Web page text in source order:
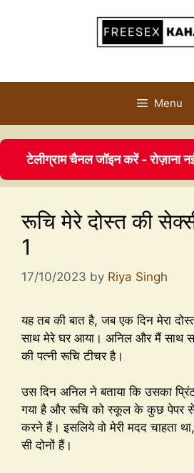
Menu
टेलीग्राम चैनल जॉइन करें - रोज़ाना
रूचि मेरे दोस्त की
1
17/10/2023 by Riya Singh
यह तब की बात है, जब एक दिन मेरा
साथ मेरे घर आया। अनिल और मैं साथ
की पत्नी रूचि टीचर है।
उस दिन अनिल ने बताया कि उसका
गया है और रूचि को स्कूल के कुछ पेपर
करने हैं। इसलिये वो मेरी मदद चाहता
सी दोनों हैं।